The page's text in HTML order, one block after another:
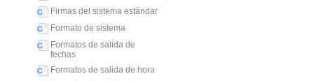
Firmas del sistema estándar
Formato de sistema
Formatos de salida de
fechas
Formatos de salida de hora